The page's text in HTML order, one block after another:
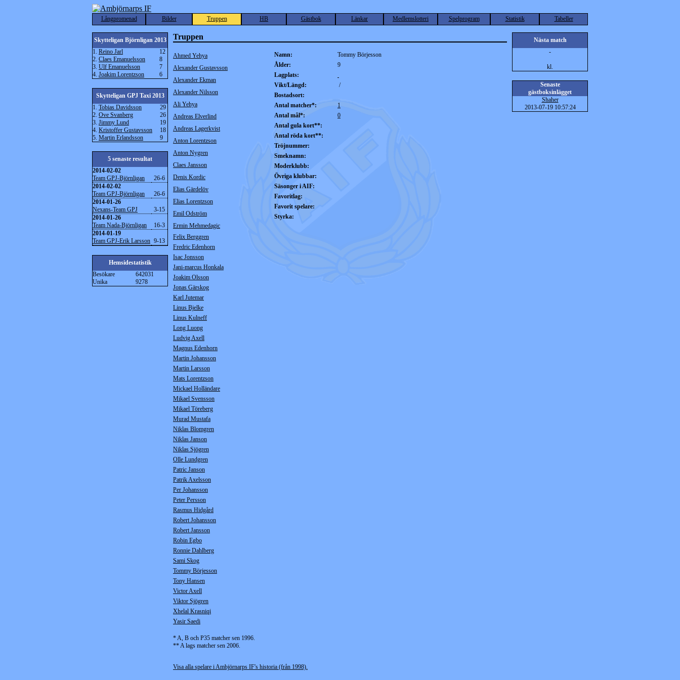
Långpromenad Bilder Truppen HB Gästbok Länkar Medlemslotteri Spelprogram Statistik Tabeller
Skytteligan Björnligan 2013
1. Reino Jarl
12
2. Claes Emanuelsson
8
3. Ulf Emanuelsson
7
4. Joakim Lorentzson 6
Skytteligan GPJ Taxi 2013
1. Tobias Davidsson
29
2. Ove Svanberg
26
3. Jimmy Lund
19
4. Kristoffer Gustavsson
18
5. Martin Erlandsson 9
5 senaste resultat
2014-02-02
Team GPJ-Björnligan
26-6
2014-02-02
Team GPJ-Björnligan
26-6
2014-01-26
Nexans-Team GPJ
3-15
2014-01-26
Team Nada-Björnligan
16-3
2014-01-19
Team GPJ-Erik Larsson 9-13
Hemsidestatistik
Besökare
642031
Unika
9278
Truppen
Ahmed Yehya Namn:
Tommy Börjesson
Ålder:
9
Lagplats:
Vikt/Längd:
/
Bostadsort:
Antal matcher*:
1
Antal mål*:
0
Antal gula kort**:
Antal röda kort**:
Tröjnummer:
Smeknamn:
Moderklubb:
Övriga klubbar:
Säsonger i AIF:
Favoritlag:
Favorit spelare:
Styrka:
Alexander Gustavsson
Alexander Ekman
Alexander Nilsson
Ali Yehya
Andreas Elverlind
Andreas Lagerkvist
Anton Lorentzson
Anton Nygren
Claes Jansson
Denis Kordic
Elias Gärdelöv
Elias Lorentzson
Emil Odström
Ermin Mehmedagic
Felix Berggren
Fredric Edenhorn
Isac Jonsson
Jani-marcus Honkala
Joakim Olsson
Jonas Gärskog
Karl Jutemar
Linus Bjelke
Linus Kulneff
Long Luong
Ludvig Axell
Magnus Edenhorn
Martin Johansson
Martin Larsson
Mats Lorentzson
Mickael Holländare
Mikael Svensson
Mikael Töreberg
Murad Mustafa
Niklas Blomgren
Niklas Janson
Niklas Sjögren
Olle Lundgren
Patric Janson
Patrik Axelsson
Per Johansson
Peter Persson
Rasmus Hidgård
Robert Johansson
Robert Jansson
Robin Egbo
Ronnie Dahlberg
Sami Skog
Tommy Börjesson
Tony Hansen
Victor Axell
Viktor Sjögren
Xhelal Krasniqi
Yasir Saedi
* A, B och P35 matcher sen 1996.
** A lags matcher sen 2006.
Visa alla spelare i Ambjörnarps IF's historia (från 1998).
Nästa match
-
kl.
Senaste
gästboksinlägget
Shaher
2013-07-19 10:57:24